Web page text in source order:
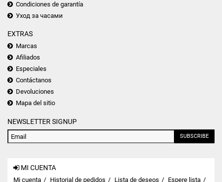
Condiciones de garantía
Уход за часами
EXTRAS
Marcas
Afiliados
Especiales
Contáctanos
Devoluciones
Mapa del sitio
NEWSLETTER SIGNUP
SUBSCRIBE
MI CUENTA
Mi cuenta Historial de pedidos Lista de deseos Espere lista